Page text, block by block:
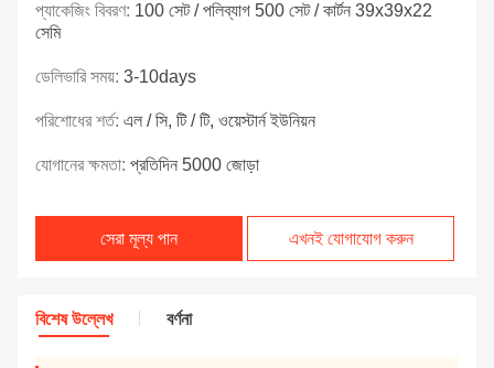
প্যাকেজিং বিবরণ: 100 সেট / পলিব্যাগ 500 সেট / কার্টন 39x39x22
সেমি
ডেলিভারি সময়: 3-10days
পরিশোধের শর্ত: এল / সি, টি / টি, ওয়েস্টার্ন ইউনিয়ন
যোগানের ক্ষমতা: প্রতিদিন 5000 জোড়া
সেরা মূল্য পান এখনই যোগাযোগ করুন
বিশেষ উল্লেখ বর্ণনা